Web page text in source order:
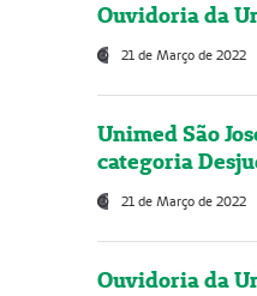
Ouvidoria da
21 de Março de 2022
Unimed São
categoria
21 de Março de 2022
Ouvidoria da